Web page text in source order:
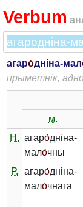
Verbum
агаро́дніна-мал
прыметнік,
м.
Н. агаро́дніна-
мало́чны
Р.
агаро́дніна-
мало́чнага